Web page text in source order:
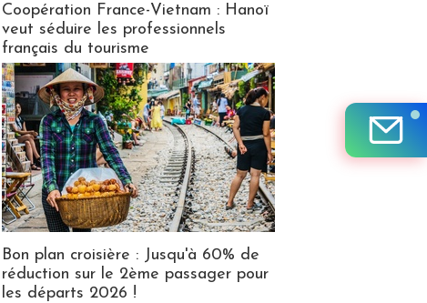
Coopération France-Vietnam : Hanoï
veut séduire les professionnels
français du tourisme
Bon plan croisière : Jusqu'à 60% de
réduction sur le 2ème passager pour
les départs 2026 !